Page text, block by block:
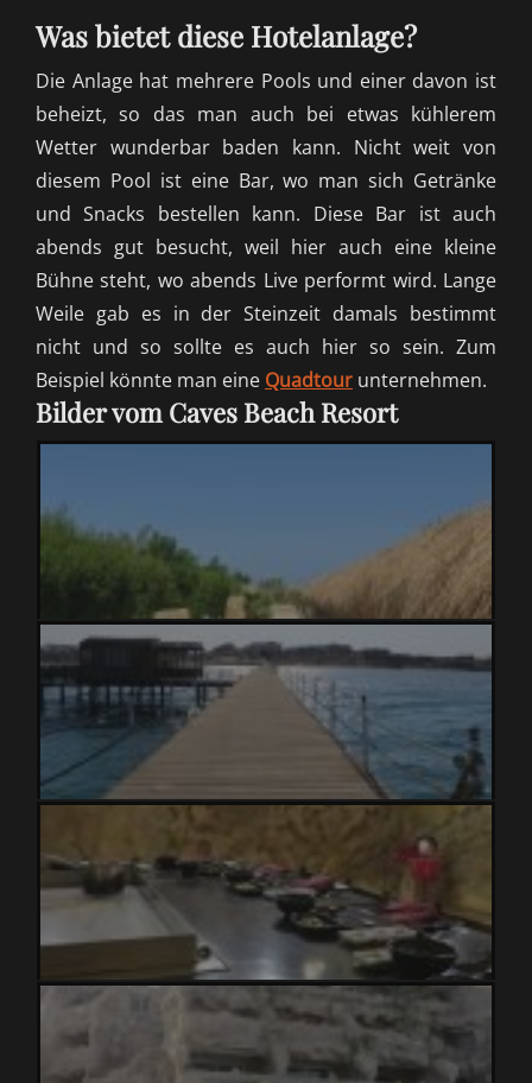
Was bietet diese Hotelanlage?
Die Anlage hat mehrere Pools und einer davon ist
beheizt, so das man auch bei etwas kühlerem
Wetter wunderbar baden kann. Nicht weit von
diesem Pool ist eine Bar, wo man sich Getränke
und Snacks bestellen kann. Diese Bar ist auch
abends gut besucht, weil hier auch eine kleine
Bühne steht, wo abends Live performt wird. Lange
Weile gab es in der Steinzeit damals bestimmt
nicht und so sollte es auch hier so sein. Zum
Beispiel könnte man eine Quadtour unternehmen.
Bilder vom Caves Beach Resort